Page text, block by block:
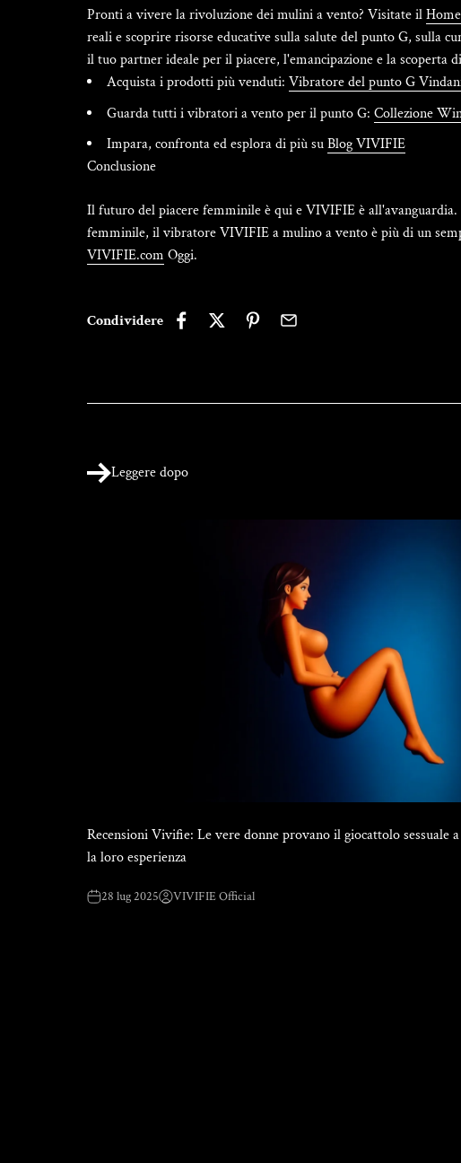
Pronti a vivere la rivoluzione dei mulini a vento? Visitate il
reali e scoprire risorse educative sulla salute del punto G, sulla
il tuo partner ideale per il piacere, l'emancipazione e la scoperta
Acquista i prodotti più venduti: Vibratore del punto G
Guarda tutti i vibratori a vento per il punto G: Collezione
Impara, confronta ed esplora di più suBlog VIVIFIE
Conclusione
Il futuro del piacere femminile è qui e VIVIFIE è
femminile, il vibratore VIVIFIE a mulino a vento è più di un
VIVIFIE.com Oggi.
Condividere
Leggere dopo
Recensioni Vivifie: Le vere donne provano il giocattolo sessuale
la loro esperienza
28 lug 2025 VIVIFIE Official